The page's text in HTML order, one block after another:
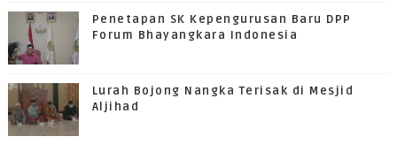
Penetapan SK Kepengurusan Baru DPP
Forum Bhayangkara Indonesia
Lurah Bojong Nangka Terisak di Mesjid
Aljihad